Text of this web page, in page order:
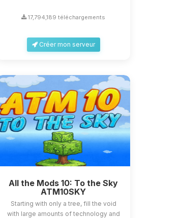
17,794,189 téléchargements
Créer mon serveur
All the Mods 10: To the Sky
ATM10SKY
Starting with only a tree, fill the void
with large amounts of technology and